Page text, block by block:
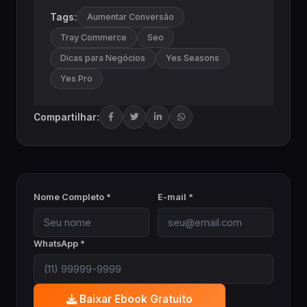
Tags:
Aumentar Conversão
Tray Commerce
Seo
Dicas para Negócios
Yes Seasons
Yes Pro
Compartilhar:
Nome Completo * E-mail *
WhatsApp *
Baixar Ebook Gratuito